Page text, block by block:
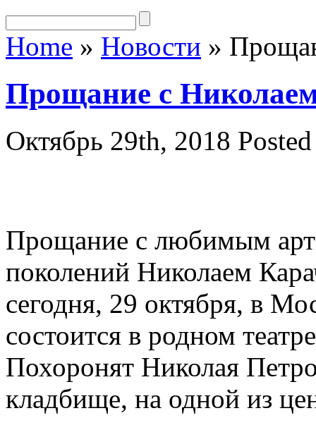
Home » Новости »
Прощание с
Октябрь 29th, 2018
Прощание с любимым
поколений Николаем
сегодня, 29 октября, в
состоится в родном
Похоронят Николая
кладбище, на одной из